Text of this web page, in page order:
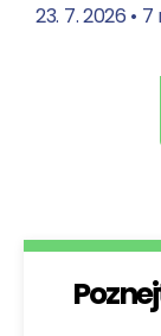
23. 7. 2026 • 7